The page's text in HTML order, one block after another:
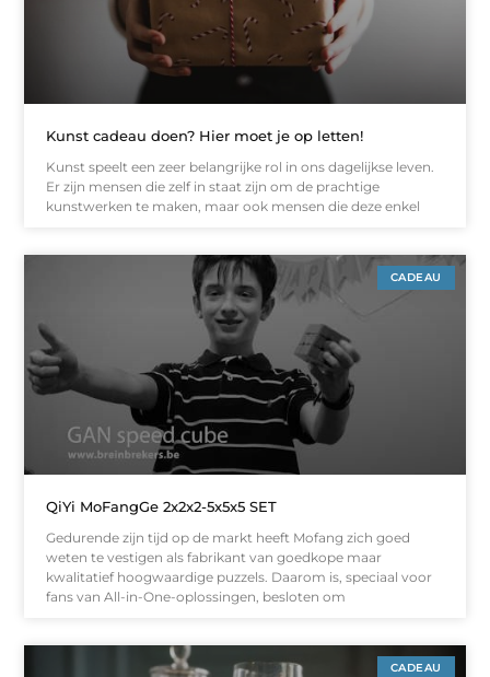
Kunst cadeau doen? Hier moet je op letten!
Kunst speelt een zeer belangrijke rol in ons dagelijkse leven.
Er zijn mensen die zelf in staat zijn om de prachtige
kunstwerken te maken, maar ook mensen die deze enkel
CADEAU
QiYi MoFangGe 2x2x2-5x5x5 SET
Gedurende zijn tijd op de markt heeft Mofang zich goed
weten te vestigen als fabrikant van goedkope maar
kwalitatief hoogwaardige puzzels. Daarom is, speciaal voor
fans van All-in-One-oplossingen, besloten om
CADEAU